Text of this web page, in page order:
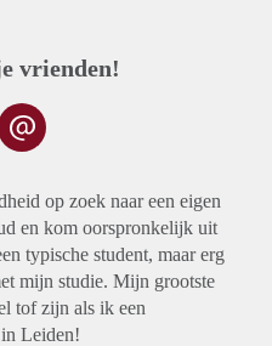
vrienden!
op zoek naar een eigen
en kom oorspronkelijk uit
typische student, maar erg
mijn studie. Mijn grootste
tof zijn als ik een
Leiden!